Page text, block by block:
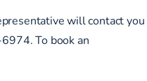
will contact you
To book an